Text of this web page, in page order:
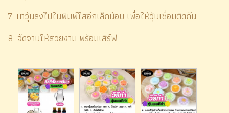
7. เทวุ้นลงไปในพิมพ์ใสอีกเล็กน้อบ เพื่อให้วุ้นเชื่อมติดกัน
8. จัดจานให้สวยงาม พร้อมเสิร์ฟ